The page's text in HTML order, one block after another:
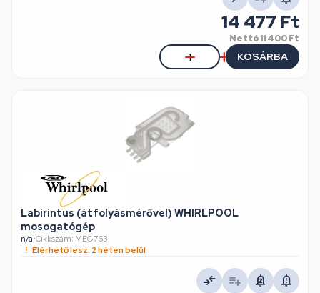
14 477 Ft
Nettó11 400 Ft
KOSÁRBA
Labirintus (átfolyásmérővel) WHIRLPOOL
mosogatógép
n/a•Cikkszám: MEG763
Elérhető lesz: 2 héten belül